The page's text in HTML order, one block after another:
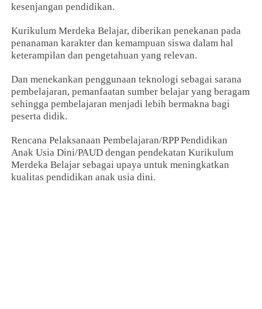
kesenjangan pendidikan.
Kurikulum Merdeka Belajar, diberikan penekanan pada
penanaman karakter dan kemampuan siswa dalam hal
keterampilan dan pengetahuan yang relevan.
Dan menekankan penggunaan teknologi sebagai sarana
pembelajaran, pemanfaatan sumber belajar yang beragam
sehingga pembelajaran menjadi lebih bermakna bagi
peserta didik.
Rencana Pelaksanaan Pembelajaran/RPP Pendidikan
Anak Usia Dini/PAUD dengan pendekatan Kurikulum
Merdeka Belajar sebagai upaya untuk meningkatkan
kualitas pendidikan anak usia dini.